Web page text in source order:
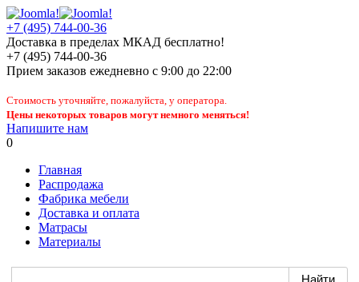
+7 (495) 744-00-36
Доставка в пределах МКАД бесплатно!
+7 (495) 744-00-36
Прием заказов ежедневно с 9:00 до 22:00
Стоимость уточняйте, пожалуйста, у оператора.
Цены некоторых товаров могут немного меняться!
Напишите нам
0
Главная
Распродажа
Фабрика мебели
Доставка и оплата
Матрасы
Материалы